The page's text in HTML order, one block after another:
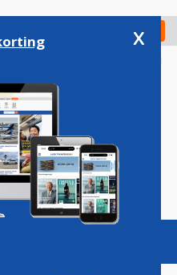
Check in
Vacatures
x